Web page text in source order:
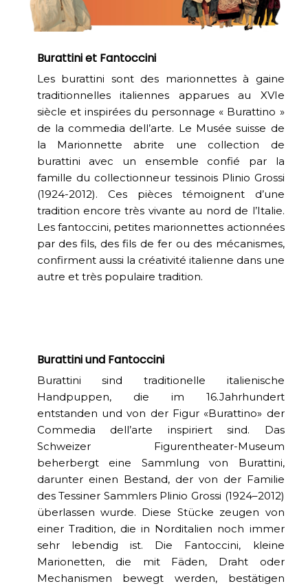
Burattini et Fantoccini
Les burattini sont des marionnettes à gaine
traditionnelles italiennes apparues au XVIe
siècle et inspirées du personnage « Burattino »
de la commedia dell’arte. Le Musée suisse de
la Marionnette abrite une collection de
burattini avec un ensemble confié par la
famille du collectionneur tessinois Plinio Grossi
(1924-2012). Ces pièces témoignent d’une
tradition encore très vivante au nord de l’Italie.
Les fantoccini, petites marionnettes actionnées
par des fils, des fils de fer ou des mécanismes,
confirment aussi la créativité italienne dans une
autre et très populaire tradition.
Burattini und Fantoccini
Burattini sind traditionelle italienische
Handpuppen, die im 16.Jahrhundert
entstanden und von der Figur «Burattino» der
Commedia dell’arte inspiriert sind. Das
Schweizer Figurentheater-Museum
beherbergt eine Sammlung von Burattini,
darunter einen Bestand, der von der Familie
des Tessiner Sammlers Plinio Grossi (1924–2012)
überlassen wurde. Diese Stücke zeugen von
einer Tradition, die in Norditalien noch immer
sehr lebendig ist. Die Fantoccini, kleine
Marionetten, die mit Fäden, Draht oder
Mechanismen bewegt werden, bestätigen